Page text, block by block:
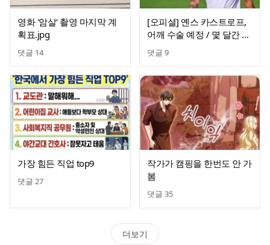
영화 '암살' 촬영 마지막 계
획표.jpg
댓글 14
[오피셜] 옌스 카스트로프,
어깨 수술 예정 / 몇 달간 이
탈
댓글 9
가장 힘든 직업 top9
댓글 27
작가가 캠핑을 한번도 안 가
봄
댓글 35
더보기